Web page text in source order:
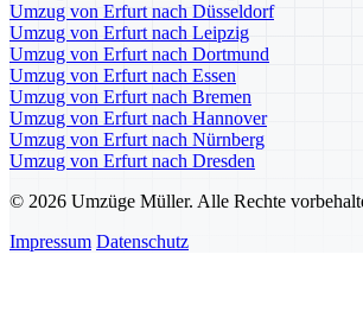
Umzug von Erfurt nach Düsseldorf
Umzug von Erfurt nach Leipzig
Umzug von Erfurt nach Dortmund
Umzug von Erfurt nach Essen
Umzug von Erfurt nach Bremen
Umzug von Erfurt nach Hannover
Umzug von Erfurt nach Nürnberg
Umzug von Erfurt nach Dresden
© 2026 Umzüge Müller. Alle Rechte
Impressum Datenschutz